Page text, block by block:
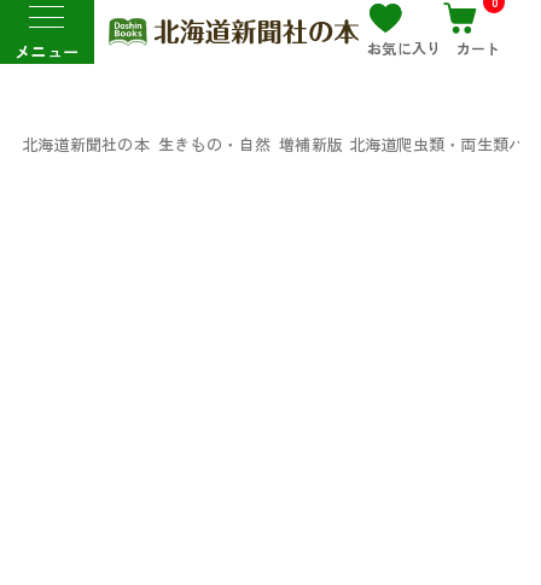
メニュー お気に入り カート
北海道新聞社の本 生きもの・自然 増補新版 北海道爬虫類・両生類ハ